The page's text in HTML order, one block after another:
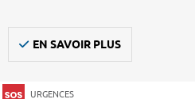
EN SAVOIR PLUS
URGENCES